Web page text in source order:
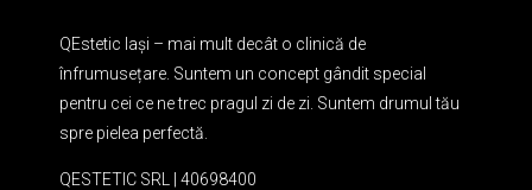
QEstetic Iași – mai mult decât o clinică de
înfrumusețare. Suntem un concept gândit special
pentru cei ce ne trec pragul zi de zi. Suntem drumul tău
spre pielea perfectă.
QESTETIC SRL | 40698400